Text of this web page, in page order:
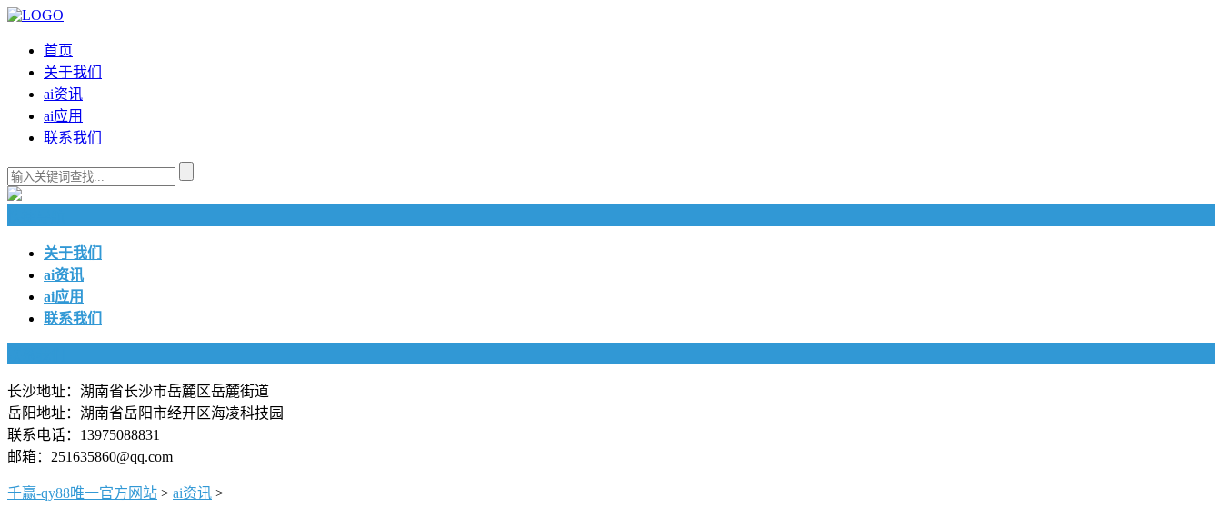
首页
关于我们
ai资讯
ai应用
联系我们
关于我们
ai资讯
ai应用
联系我们
长沙地址：湖南省长沙市岳麓区岳麓街道
岳阳地址：湖南省岳阳市经开区海凌科技园
联系电话：13975088831
邮箱：251635860@qq.com
千赢-qy88唯一官方网站 > ai资讯 >